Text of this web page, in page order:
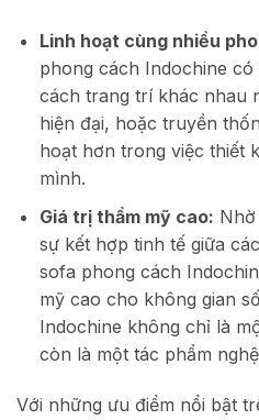
Linh hoạt cùng nhiều
phong cách Indochine
cách trang trí khác nhau
hiện đại, hoặc truyền
hoạt hơn trong việc thiết
mình.
Giá trị thẩm mỹ cao:
sự kết hợp tinh tế giữa
sofa phong cách
mỹ cao cho không gian
Indochine không chỉ là
còn là một tác phẩm
Với những ưu điểm nổi bật